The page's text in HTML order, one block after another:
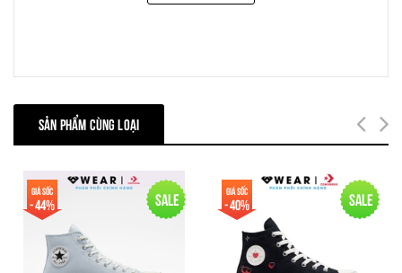
Tránh mang sản phẩm khi trời mưa hoặc
nhất.
Lau chùi sản phẩm thường xuyên để tránh
bụi.
Chế độ bảo
Không bảo hành đối với phụ kiện
Quy cách
đóng gói
SẢN PHẨM CÙNG LOẠI
Sale
Giá sốc
- 44% Sale
Giá sốc
- 40%